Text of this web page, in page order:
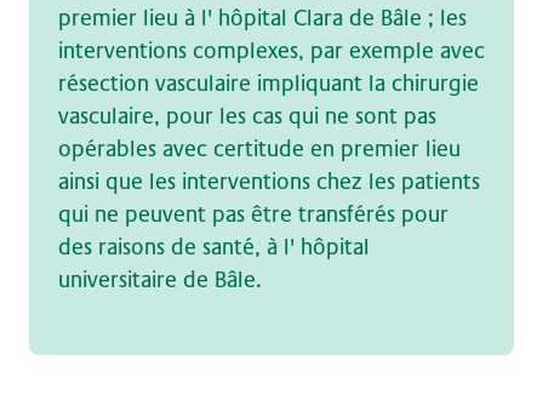
premier lieu à l' hôpital Clara de Bâle ; les
interventions complexes, par exemple avec
résection vasculaire impliquant la chirurgie
vasculaire, pour les cas qui ne sont pas
opérables avec certitude en premier lieu
ainsi que les interventions chez les patients
qui ne peuvent pas être transférés pour
des raisons de santé, à l' hôpital
universitaire de Bâle.